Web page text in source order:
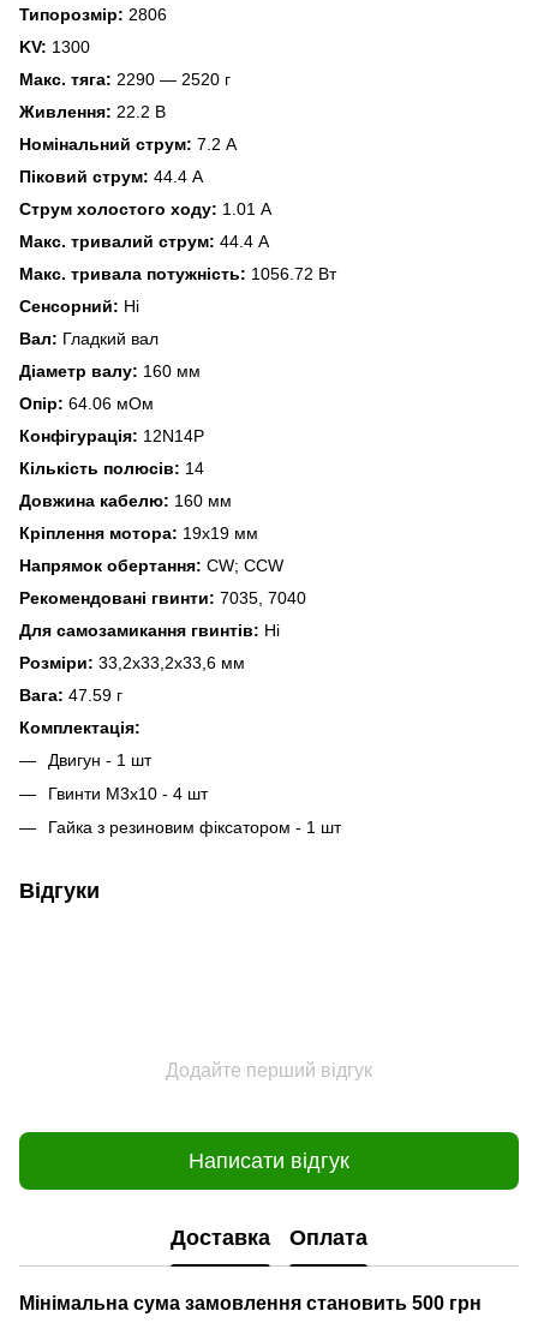
Типорозмір: 2806
KV: 1300
Макс. тяга: 2290 — 2520 г
Живлення: 22.2 В
Номінальний струм: 7.2 А
Піковий струм: 44.4 А
Струм холостого ходу: 1.01 А
Макс. тривалий струм: 44.4 А
Макс. тривала потужність: 1056.72 Вт
Сенсорний: Ні
Вал: Гладкий вал
Діаметр валу: 160 мм
Опір: 64.06 мОм
Конфігурація: 12N14P
Кількість полюсів: 14
Довжина кабелю: 160 мм
Кріплення мотора: 19x19 мм
Напрямок обертання: CW; CCW
Рекомендовані гвинти: 7035, 7040
Для самозамикання гвинтів: Ні
Розміри: 33,2х33,2х33,6 мм
Вага: 47.59 г
Комплектація:
Двигун - 1 шт
Гвинти M3x10 - 4 шт
Гайка з резиновим фіксатором - 1 шт
Відгуки
Додайте перший відгук
Написати відгук
Доставка Оплата
Мінімальна сума замовлення становить 500 грн